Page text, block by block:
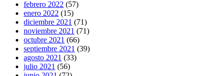
febrero 2022 (57)
enero 2022 (15)
diciembre 2021 (71)
noviembre 2021 (71)
octubre 2021 (66)
septiembre 2021 (39)
agosto 2021 (33)
julio 2021 (56)